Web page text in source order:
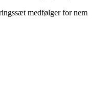
medfølger for nem